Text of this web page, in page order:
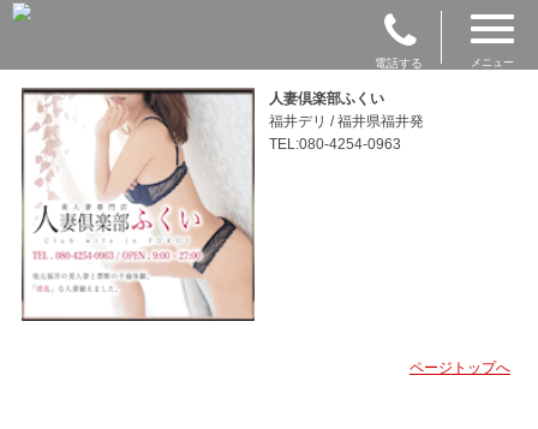
電話する メニュー
人妻倶楽部ふくい
福井デリ / 福井県福井発
TEL:080-4254-0963
ページトップへ